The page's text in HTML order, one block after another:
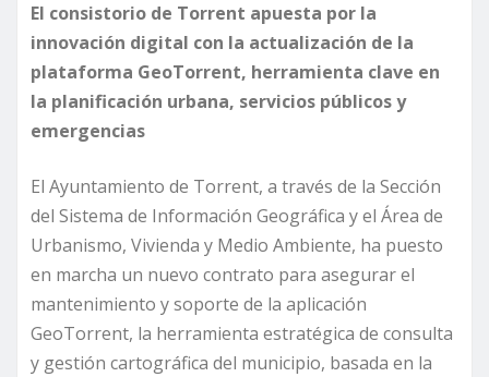
El consistorio de Torrent apuesta por la
innovación digital con la actualización de la
plataforma GeoTorrent, herramienta clave en
la planificación urbana, servicios públicos y
emergencias
El Ayuntamiento de Torrent, a través de la Sección
del Sistema de Información Geográfica y el Área de
Urbanismo, Vivienda y Medio Ambiente, ha puesto
en marcha un nuevo contrato para asegurar el
mantenimiento y soporte de la aplicación
GeoTorrent, la herramienta estratégica de consulta
y gestión cartográfica del municipio, basada en la